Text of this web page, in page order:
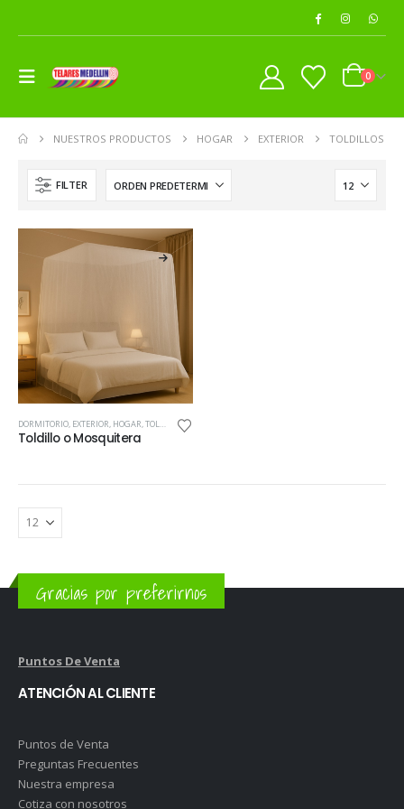
0
NUESTROS PRODUCTOS HOGAR EXTERIOR TOLDILLOS
FILTER
DORMITORIO, EXTERIOR, HOGAR,TOLDILLOS ,TOLDILLOS
Toldillo o Mosquitera
Gracias por preferirnos
Puntos De Venta
ATENCIÓN AL CLIENTE
Puntos de Venta
Preguntas Frecuentes
Nuestra empresa
Cotiza con nosotros